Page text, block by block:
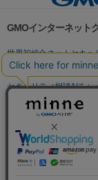
GMOインターネット
世界初総合ネットセキュ
パスワード漏洩診断
セキュリティ相談AIチャ
実在証明・盗聴対策
サイバー攻撃対策（GMO
セキュリティ事業の軌跡